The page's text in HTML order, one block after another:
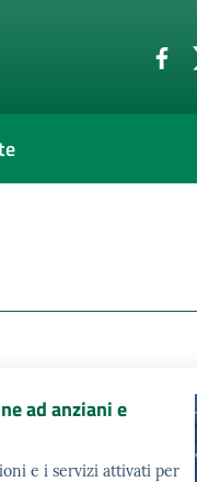
ad anziani e
e i servizi attivati per